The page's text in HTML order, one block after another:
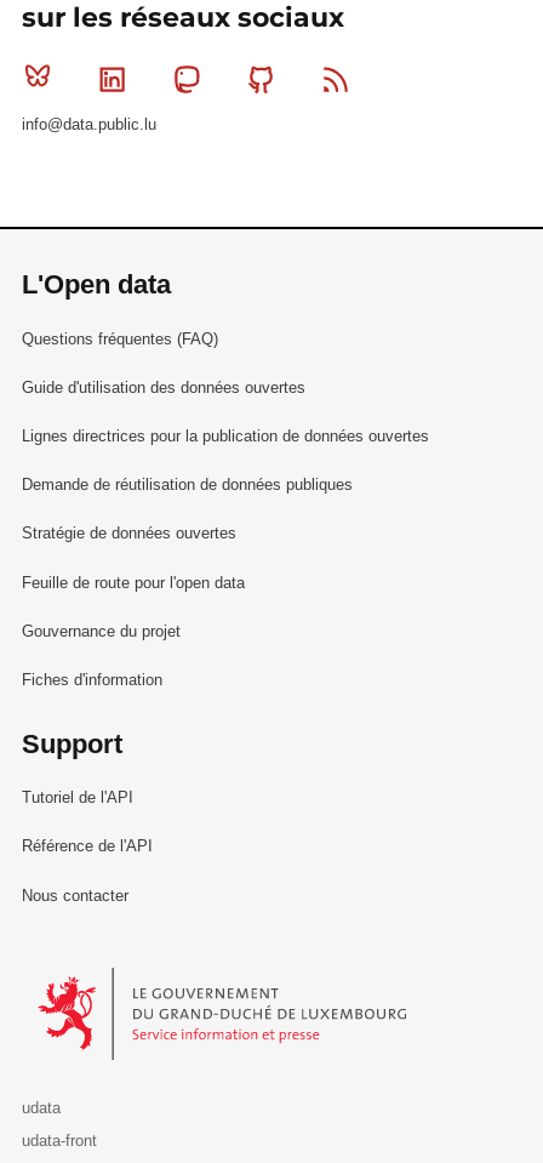
sur les réseaux sociaux
Bluesky Linkedin MastodonGithub
info@data.public.lu
L'Open data
Questions fréquentes (FAQ)
Guide d'utilisation des données ouvertes
Lignes directrices pour la publication de données ouvertes
Demande de réutilisation de données publiques
Stratégie de données ouvertes
Feuille de route pour l'open data
Gouvernance du projet
Fiches d'information
Support
Tutoriel de l'API
Référence de l'API
Nous contacter
Le Gouvernement du Grand-Duché de Luxembourg - Service
udata
udata-front